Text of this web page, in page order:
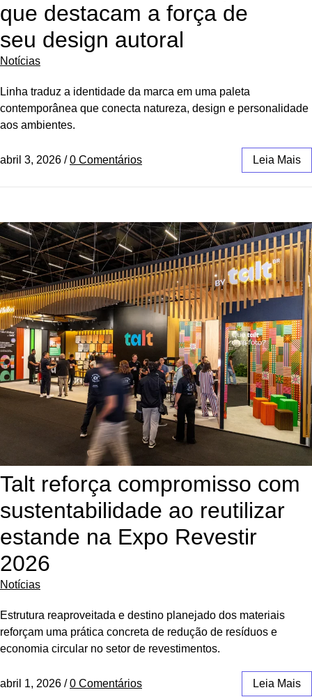
que destacam a força de
seu design autoral
Notícias
Linha traduz a identidade da marca em uma paleta
contemporânea que conecta natureza, design e personalidade
aos ambientes.
abril 3, 2026 / 0 Comentários Leia Mais
Talt reforça compromisso com
sustentabilidade ao reutilizar
estande na Expo Revestir
2026
Notícias
Estrutura reaproveitada e destino planejado dos materiais
reforçam uma prática concreta de redução de resíduos e
economia circular no setor de revestimentos.
abril 1, 2026 / 0 Comentários Leia Mais